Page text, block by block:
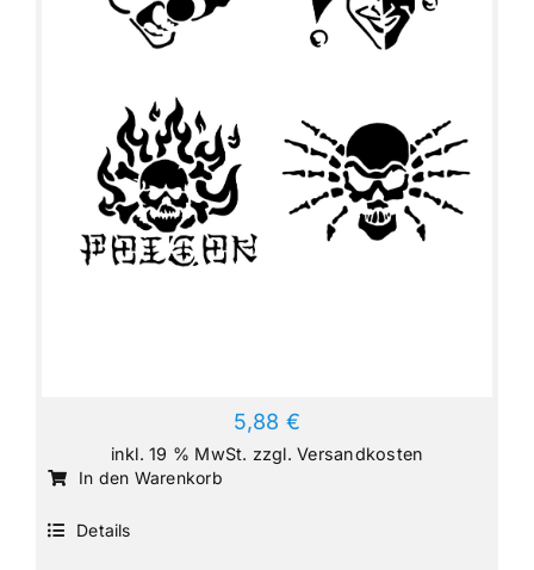
5,88€
inkl. 19 % MwSt. zzgl.Versandkosten
In den Warenkorb
Details